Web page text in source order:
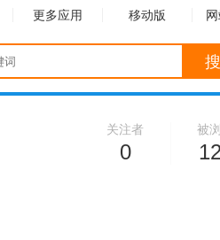
更多应用 移动版
被
关注者
0